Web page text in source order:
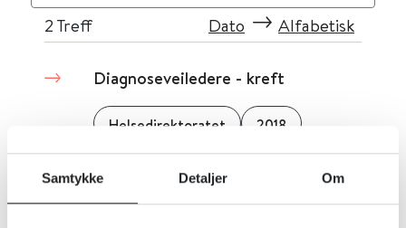
Samtykke Detaljer Om
2 Treff Dato Alfabetisk
Diagnoseveiledere - kreft
Helsedirektoratet 2018
Diffuse gliomer hos voksne -